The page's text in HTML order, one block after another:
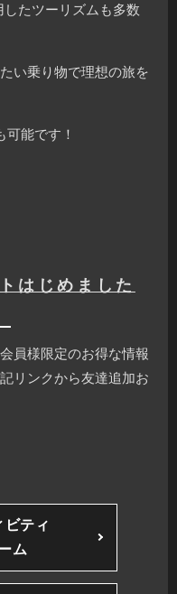
たツーリズムも多数
い乗り物で理想の旅を
能です！
はじめました
員様限定のお得な情報
リンクから友達追加お
ティ
ム